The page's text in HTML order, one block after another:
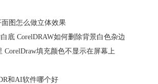
图怎么做立体效果
底 CorelDRAW如何删除背景白色杂边
CorelDraw填充颜色不显示在屏幕上
和AI软件哪个好